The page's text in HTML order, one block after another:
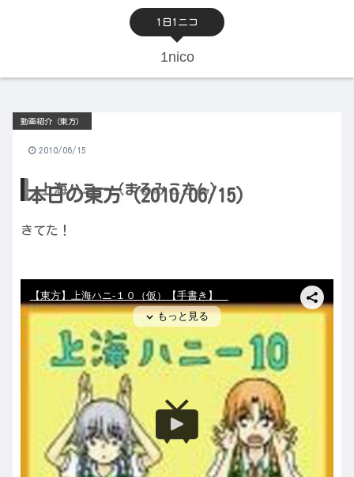
1日1ニコ
1nico
本日の東方（2010/06/15）
動画紹介（東方）
2010/06/15
上海ハニー（まるみこさん）
きてた！